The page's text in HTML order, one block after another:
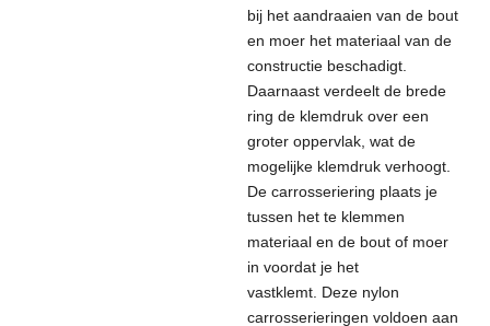
bij het aandraaien van de bout
en moer het materiaal van de
constructie beschadigt.
Daarnaast verdeelt de brede
ring de klemdruk over een
groter oppervlak, wat de
mogelijke klemdruk verhoogt.
De carrosseriering plaats je
tussen het te klemmen
materiaal en de bout of moer
in voordat je het
vastklemt. Deze nylon
carrosserieringen voldoen aan